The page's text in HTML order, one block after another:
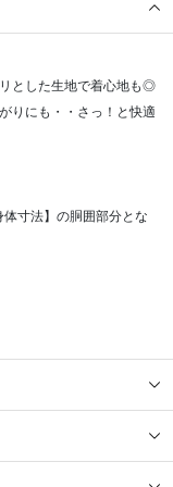
とした生地で着心地も◎
りにも・・さっ！と快適
寸法】の胴囲部分とな